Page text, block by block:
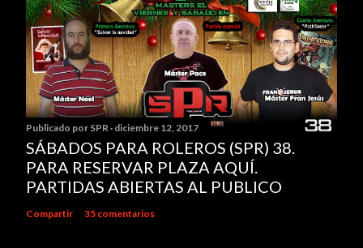
Publicado por SPR diciembre 12, 2017
SÁBADOS PARA ROLEROS (SPR) 38.
PARA RESERVAR PLAZA AQUÍ.
PARTIDAS ABIERTAS AL PUBLICO
Compartir 35 comentarios